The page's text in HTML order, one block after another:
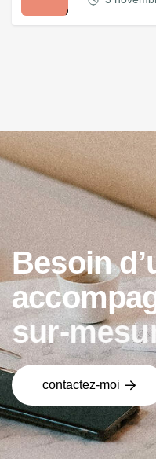
Besoin d’
accompa
sur-mesu
contactez-moi